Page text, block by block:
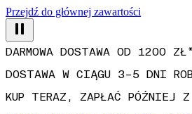
Przejdź do głównej zawartości
DOSTAWA W CIĄGU 3–5 DNI
KUP TERAZ, ZAPŁAĆ PÓŹNIEJ Z
FRONT RUNNER ŁĄCZY SIĘ Z